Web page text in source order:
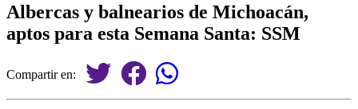
Albercas y balnearios de Michoacán,
aptos para esta Semana Santa: SSM
Compartir en: